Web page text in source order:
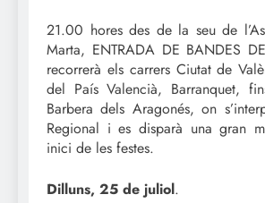
21.00 hores des de la seu de
Marta, ENTRADA DE BANDES
recorrerà els carrers Ciutat de
del País Valencià, Barranquet,
Barbera dels Aragonés, on
Regional i es disparà una gran
inici de les festes.
Dilluns, 25 de juliol.